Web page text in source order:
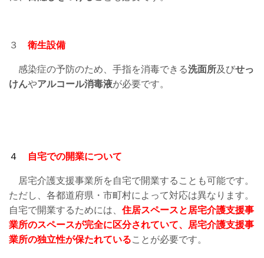
３ 衛生設備
感染症の予防のため、手指を消毒できる洗面所及びせっ
けんやアルコール消毒液が必要です。
４ 自宅での開業について
居宅介護支援事業所を自宅で開業することも可能です。
ただし、各都道府県・市町村によって対応は異なります。
自宅で開業するためには、 住居スペースと居宅介護支援事
業所のスペースが完全に区分されていて、居宅介護支援事
業所の独立性が保たれていることが必要です。